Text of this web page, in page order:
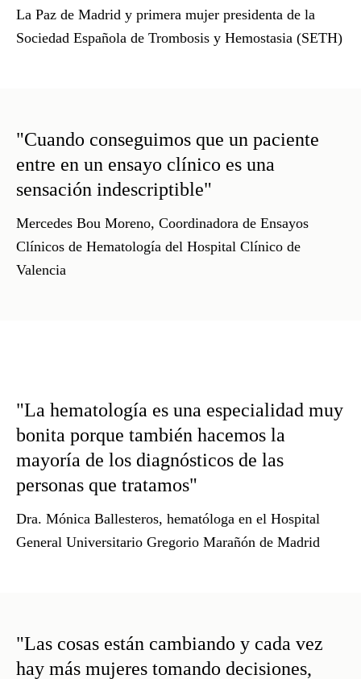
La Paz de Madrid y primera mujer presidenta de la
Sociedad Española de Trombosis y Hemostasia (SETH)
"Cuando conseguimos que un paciente
entre en un ensayo clínico es una
sensación indescriptible"
Mercedes Bou Moreno, Coordinadora de Ensayos
Clínicos de Hematología del Hospital Clínico de
Valencia
"La hematología es una especialidad muy
bonita porque también hacemos la
mayoría de los diagnósticos de las
personas que tratamos"
Dra. Mónica Ballesteros, hematóloga en el Hospital
General Universitario Gregorio Marañón de Madrid
"Las cosas están cambiando y cada vez
hay más mujeres tomando decisiones,